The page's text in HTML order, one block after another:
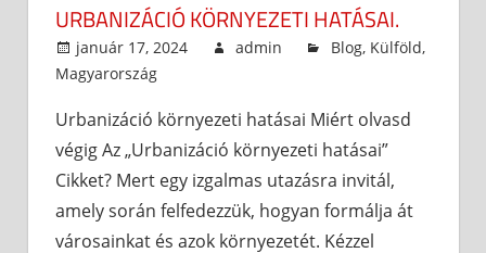
URBANIZÁCIÓ KÖRNYEZETI HATÁSAI.
január 17, 2024 admin Blog, Külföld,
Magyarország
Urbanizáció környezeti hatásai Miért olvasd
végig Az „Urbanizáció környezeti hatásai”
Cikket? Mert egy izgalmas utazásra invitál,
amely során felfedezzük, hogyan formálja át
városainkat és azok környezetét. Kézzel